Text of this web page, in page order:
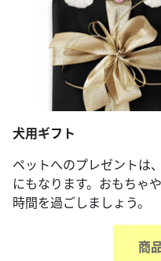
犬用ギフト
ペットへのプレゼントは
にもなります。おもちゃ
時間を過ごしましょう。
商